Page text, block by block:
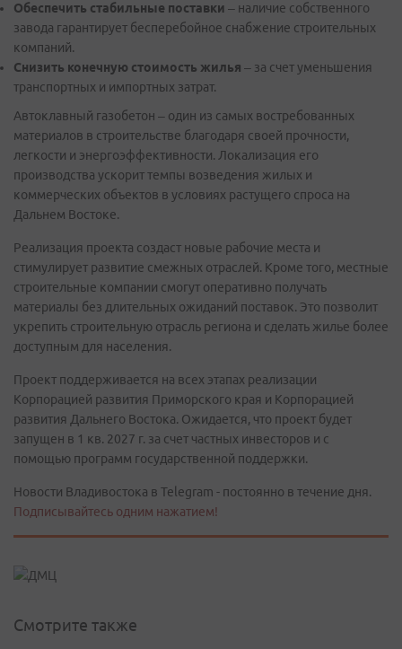
Обеспечить стабильные поставки – наличие собственного
завода гарантирует бесперебойное снабжение строительных
компаний.
Снизить конечную стоимость жилья – за счет уменьшения
транспортных и импортных затрат.
Автоклавный газобетон – один из самых востребованных
материалов в строительстве благодаря своей прочности,
легкости и энергоэффективности. Локализация его
производства ускорит темпы возведения жилых и
коммерческих объектов в условиях растущего спроса на
Дальнем Востоке.
Реализация проекта создаст новые рабочие места и
стимулирует развитие смежных отраслей. Кроме того, местные
строительные компании смогут оперативно получать
материалы без длительных ожиданий поставок. Это позволит
укрепить строительную отрасль региона и сделать жилье более
доступным для населения.
Проект поддерживается на всех этапах реализации
Корпорацией развития Приморского края и Корпорацией
развития Дальнего Востока. Ожидается, что проект будет
запущен в 1 кв. 2027 г. за счет частных инвесторов и с
помощью программ государственной поддержки.
Новости Владивостока в Telegram - постоянно в течение дня.
Подписывайтесь одним нажатием!
Смотрите также